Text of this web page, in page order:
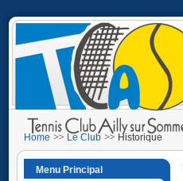
Home Le Club Historique
Menu Principal